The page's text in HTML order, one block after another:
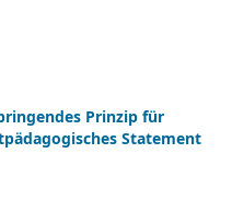
Prinzip für
Statement